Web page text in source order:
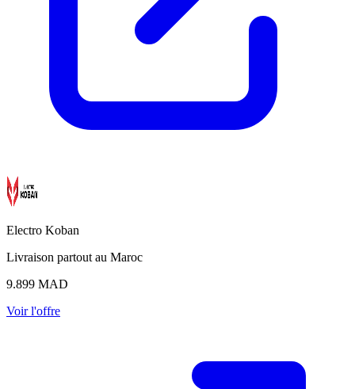
Electro Koban
Livraison partout au Maroc
9.899 MAD
Voir l'offre